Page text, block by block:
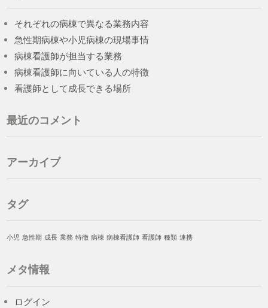
それぞれの病棟で異なる業務内容
急性期病棟や小児病棟の現場事情
病棟看護師が担当する業務
病棟看護師に向いている人の特徴
看護師として成長できる場所
最近のコメント
アーカイブ
タグ
小児 急性期 成長 業務 特徴 病棟 病棟看護師 看護師 種類 連携
メタ情報
ログイン